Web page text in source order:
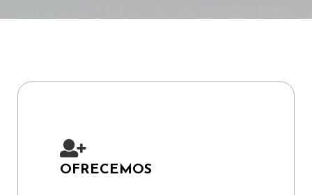
OFRECEMOS